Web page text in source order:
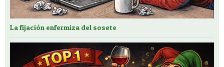
La fijación enfermiza del sosete